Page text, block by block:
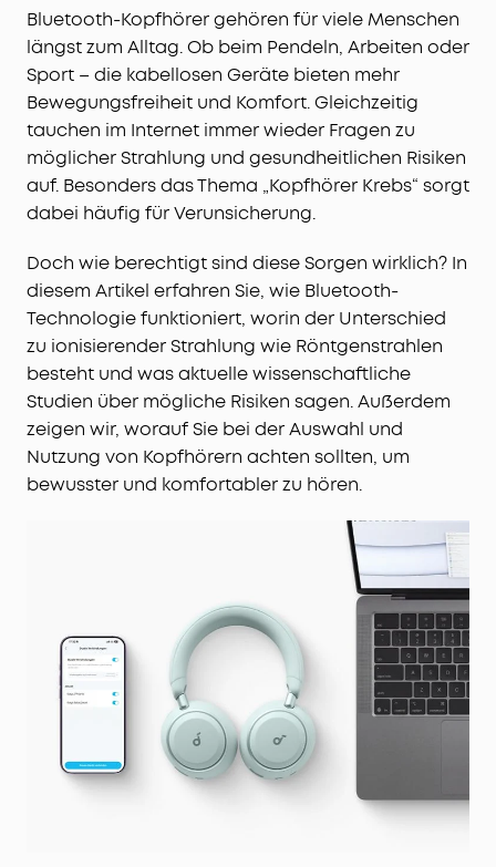
Bluetooth-Kopfhörer gehören für viele Menschen
längst zum Alltag. Ob beim Pendeln, Arbeiten oder
Sport – die kabellosen Geräte bieten mehr
Bewegungsfreiheit und Komfort. Gleichzeitig
tauchen im Internet immer wieder Fragen zu
möglicher Strahlung und gesundheitlichen Risiken
auf. Besonders das Thema „Kopfhörer Krebs“ sorgt
dabei häufig für Verunsicherung.
Doch wie berechtigt sind diese Sorgen wirklich? In
diesem Artikel erfahren Sie, wie Bluetooth-
Technologie funktioniert, worin der Unterschied
zu ionisierender Strahlung wie Röntgenstrahlen
besteht und was aktuelle wissenschaftliche
Studien über mögliche Risiken sagen. Außerdem
zeigen wir, worauf Sie bei der Auswahl und
Nutzung von Kopfhörern achten sollten, um
bewusster und komfortabler zu hören.